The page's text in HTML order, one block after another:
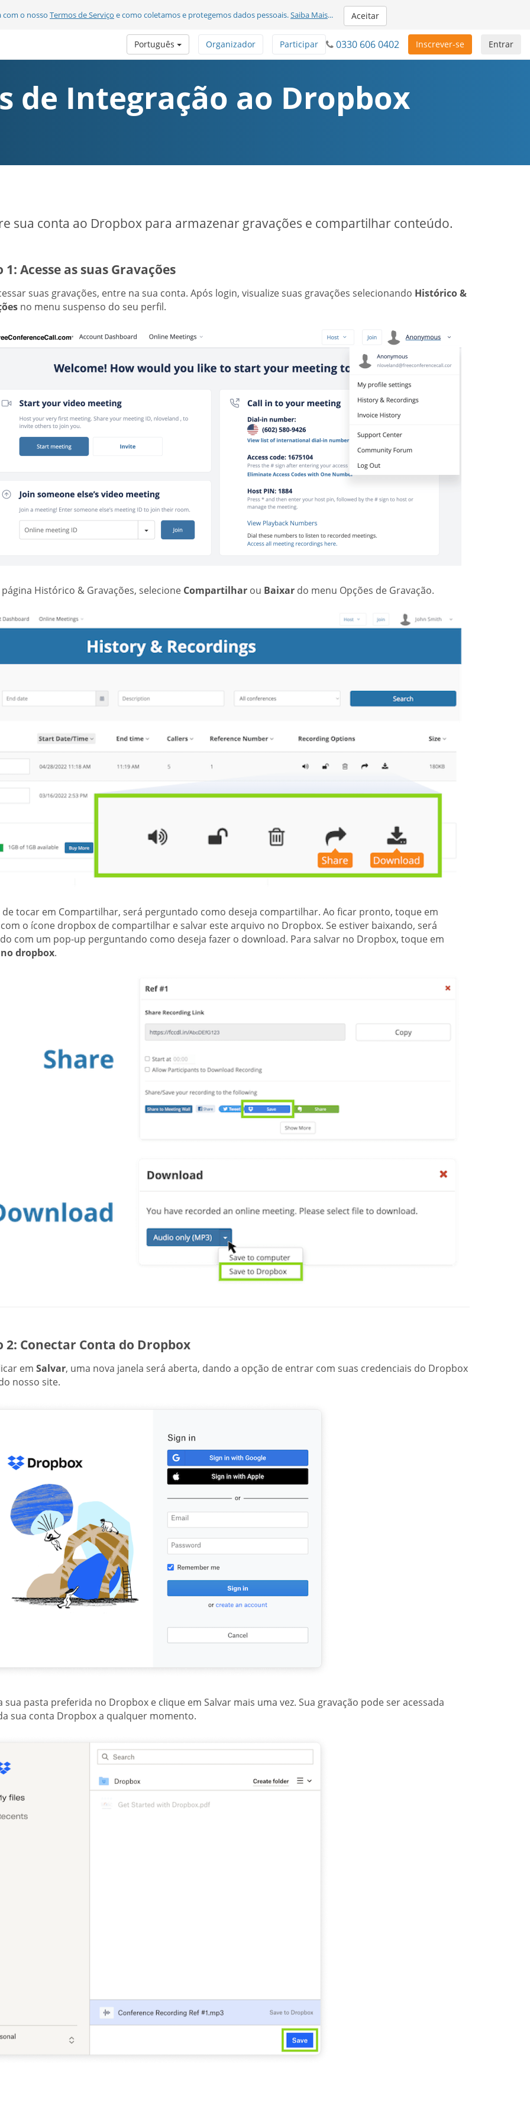
com o nosso Termos de Serviço e como coletamos e protegemos dados pessoais.Saiba Mais... Aceitar
Entrar
Inscrever-se
0330 606 0402
Participar
Organizador
Português
de Integração ao Dropbox
sua conta ao Dropbox para armazenar gravações e compartilhar conteúdo.
1: Acesse as suas Gravações
suas gravações, entre na sua conta. Após login, visualize suas gravações selecionando Histórico &
no menu suspenso do seu perfil.
página Histórico & Gravações, selecione Compartilharou Baixardo menu Opções de Gravação.
de tocar em Compartilhar, será perguntado como deseja compartilhar. Ao ficar pronto, toque em
o ícone dropbox de compartilhar e salvar este arquivo no Dropbox. Se estiver baixando, será
com um pop-up perguntando como deseja fazer o download. Para salvar no Dropbox, toque em
dropbox.
2: Conectar Conta do Dropbox
em Salvar, uma nova janela será aberta, dando a opção de entrar com suas credenciais do Dropbox
nosso site.
sua pasta preferida no Dropbox e clique em Salvar mais uma vez. Sua gravação pode ser acessada
sua conta Dropbox a qualquer momento.